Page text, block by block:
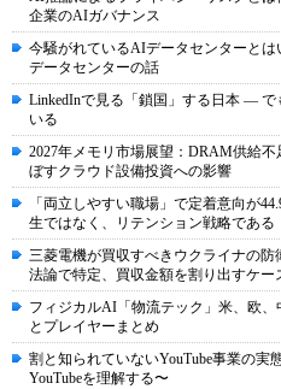
企業のAIガバナンス
今騒がれているAIデータセンターと
データセンターの話
LinkedInで見る「鎖国」する日本 ―
いる
2027年メモリ市場展望：DRAM供給
ぼすクラウド設備投資への影響
「両立しやすい職場」で定着意向が
生ではなく、リテンション戦略である
三菱電機が買収すべきウクライナの
法論で特定、買収金額を割り出すケー
フィジカルAI「物流テック」米、欧
とプレイヤーまとめ
割と知られていないYouTube事業の
YouTubeを理解する〜